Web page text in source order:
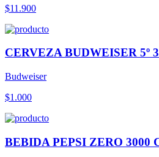
$11.900
CERVEZA BUDWEISER 5º
Budweiser
$1.000
BEBIDA PEPSI ZERO 3000